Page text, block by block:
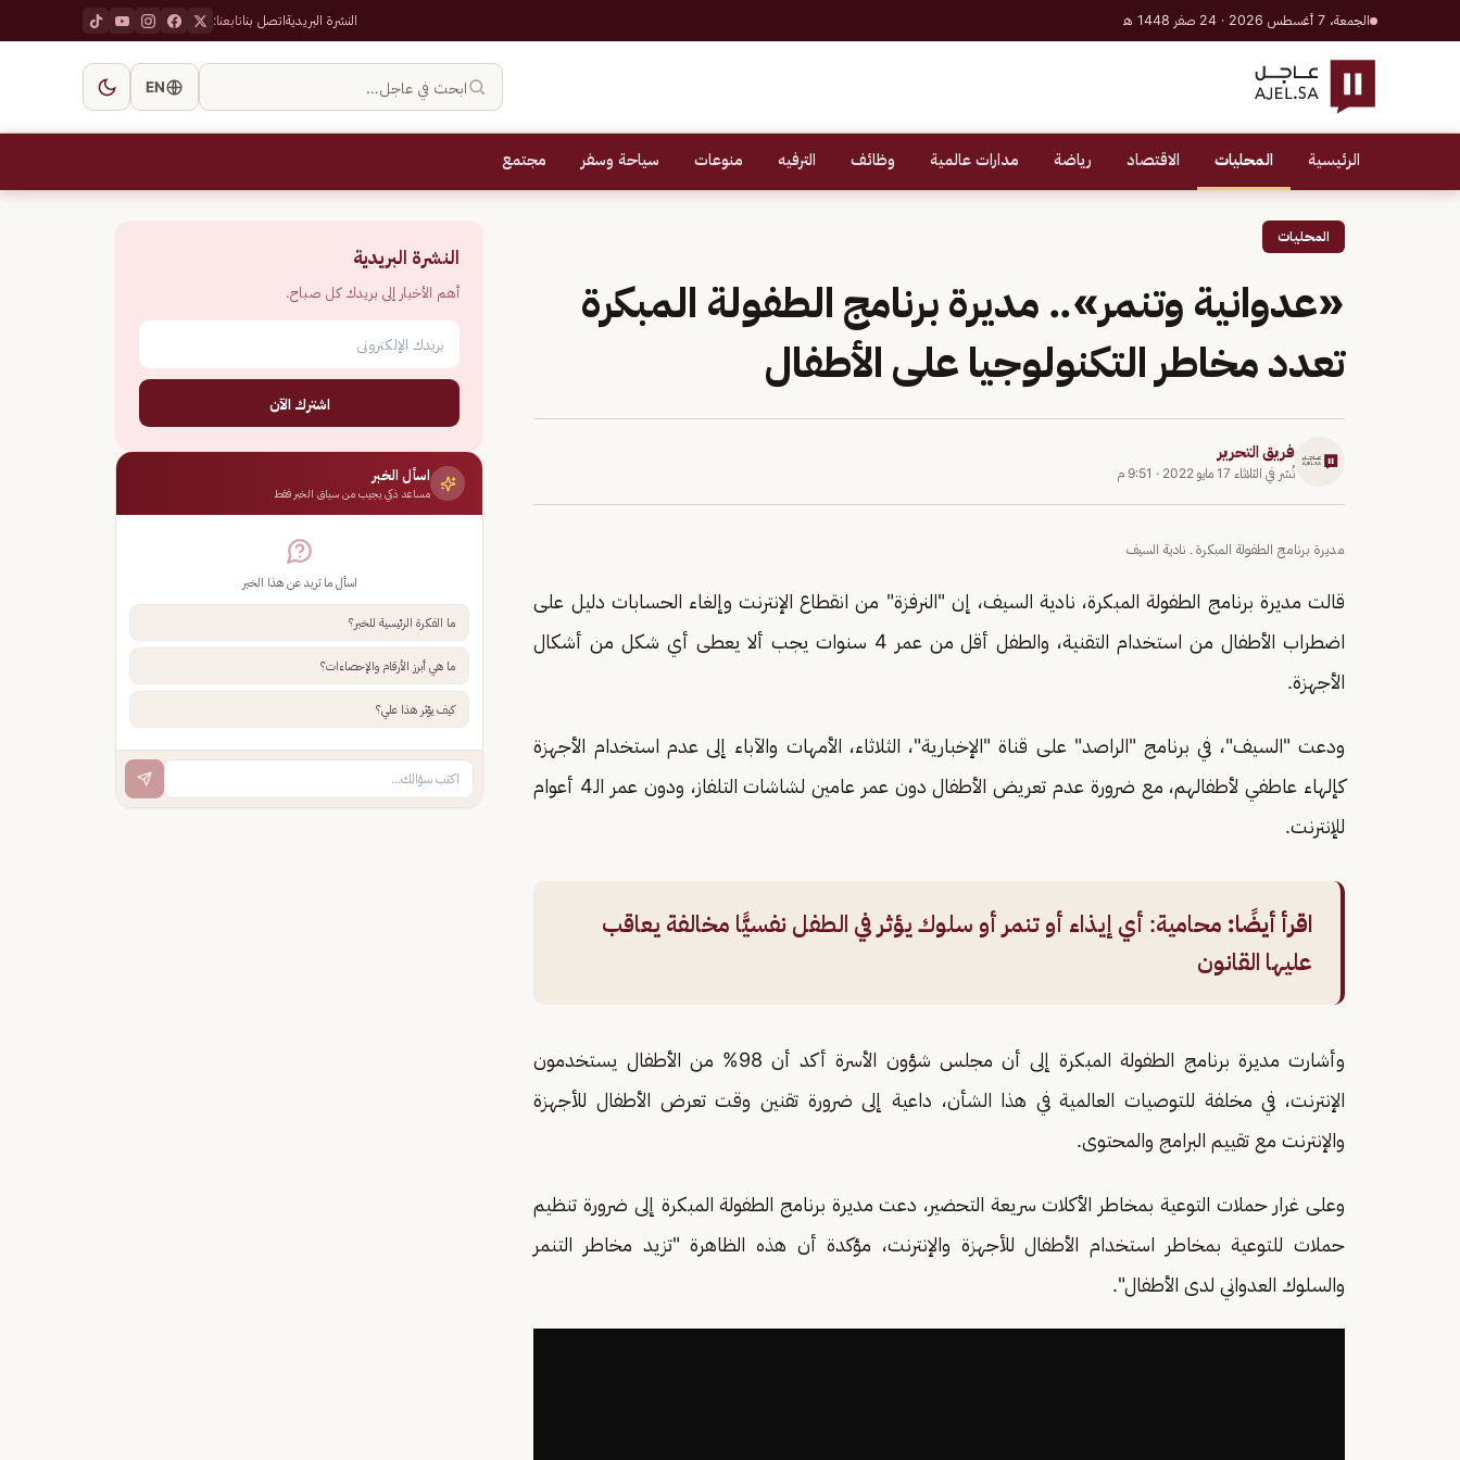
الجمعة، 7 أغسطس 2026 · 24 صفر 1448 هـ النشرة البريديةاتصل بناتابعنا:
ابحث في عاجل… EN
الرئيسية المحليات الاقتصاد رياضة مدارات عالمية وظائف الترفيه منوعات سياحة وسفر مجتمع
المحليات
«عدوانية وتنمر».. مديرة برنامج الطفولة المبكرة
تعدد مخاطر التكنولوجيا على الأطفال
فريق التحرير
نُشر في الثلاثاء 17 مايو 2022 · 9:51 م
مديرة برنامج الطفولة المبكرة ـ نادية السيف
قالت مديرة برنامج الطفولة المبكرة، نادية السيف، إن "النرفزة" من انقطاع الإنترنت وإلغاء الحسابات دليل على
اضطراب الأطفال من استخدام التقنية، والطفل أقل من عمر 4 سنوات يجب ألا يعطى أي شكل من أشكال
الأجهزة.
ودعت "السيف"، في برنامج "الراصد" على قناة "الإخبارية"، الثلاثاء، الأمهات والآباء إلى عدم استخدام الأجهزة
كإلهاء عاطفي لأطفالهم، مع ضرورة عدم تعريض الأطفال دون عمر عامين لشاشات التلفاز، ودون عمر الـ4 أعوام
للإنترنت.
اقرأ أيضًا: محامية: أي إيذاء أو تنمر أو سلوك يؤثر في الطفل نفسيًّا مخالفة يعاقب
عليها القانون
وأشارت مديرة برنامج الطفولة المبكرة إلى أن مجلس شؤون الأسرة أكد أن 98% من الأطفال يستخدمون
الإنترنت، في مخلفة للتوصيات العالمية في هذا الشأن، داعية إلى ضرورة تقنين وقت تعرض الأطفال للأجهزة
والإنترنت مع تقييم البرامج والمحتوى.
وعلى غرار حملات التوعية بمخاطر الأكلات سريعة التحضير، دعت مديرة برنامج الطفولة المبكرة إلى ضرورة تنظيم
حملات للتوعية بمخاطر استخدام الأطفال للأجهزة والإنترنت، مؤكدة أن هذه الظاهرة "تزيد مخاطر التنمر
والسلوك العدواني لدى الأطفال".
النشرة البريدية
أهم الأخبار إلى بريدك كل صباح.
اشترك الآن
اسأل الخبر
مساعد ذكي يجيب من سياق الخبر فقط
اسأل ما تريد عن هذا الخبر
ما الفكرة الرئيسية للخبر؟
ما هي أبرز الأرقام والإحصاءات؟
كيف يؤثر هذا علي؟